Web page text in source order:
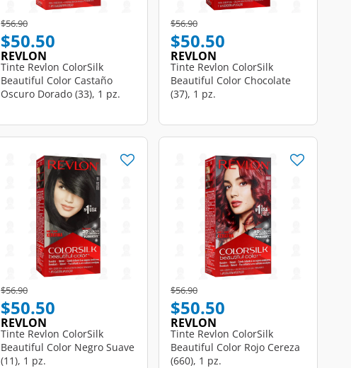
Price reduced from
$56.90to
$50.50
REVLON
Tinte Revlon ColorSilk
Beautiful Color Castaño
Oscuro Dorado (33), 1 pz.
Price reduced from
$56.90to
$50.50
REVLON
Tinte Revlon ColorSilk
Beautiful Color Chocolate
(37), 1 pz.
Price reduced from
$56.90to
$50.50
REVLON
Tinte Revlon ColorSilk
Beautiful Color Negro Suave
(11), 1 pz.
Price reduced from
$56.90to
$50.50
REVLON
Tinte Revlon ColorSilk
Beautiful Color Rojo Cereza
(660), 1 pz.